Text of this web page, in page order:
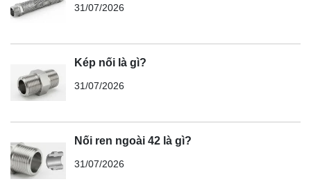
31/07/2026
Kép nối là gì?
31/07/2026
Nối ren ngoài 42 là gì?
31/07/2026